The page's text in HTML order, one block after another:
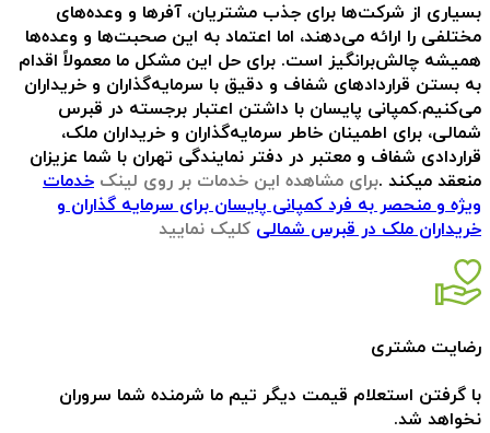
بسیاری از شرکت‌ها برای جذب مشتریان، آفرها و وعده‌های
مختلفی را ارائه می‌دهند، اما اعتماد به این صحبت‌ها و وعده‌ها
همیشه چالش‌برانگیز است. برای حل این مشکل ما معمولاً اقدام
به بستن قراردادهای شفاف و دقیق با سرمایه‌گذاران و خریداران
می‌کنیم.کمپانی پایسان با داشتن اعتبار برجسته در قبرس
شمالی، برای اطمینان خاطر سرمایه‌گذاران و خریداران ملک،
قراردادی شفاف و معتبر در دفتر نمایندگی تهران با شما عزیزان
منعقد میکند .برای مشاهده این خدمات بر روی لینک خدمات
ویژه و منحصر به فرد کمپانی پایسان برای سرمایه گذاران و
خریداران ملک در قبرس شمالی کلیک نمایید
رضایت مشتری
با گرفتن استعلام قیمت دیگر تیم ما شرمنده شما سروران
نخواهد شد.